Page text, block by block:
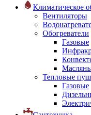
Климатическое
Вентиляторы
Обогреватели
Газовые
Тепловые
Газовые